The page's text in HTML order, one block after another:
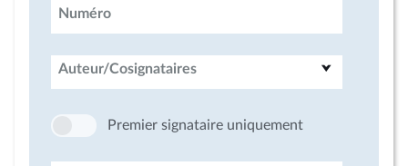
Numéro
Auteur/Cosignataires
Premier signataire uniquement